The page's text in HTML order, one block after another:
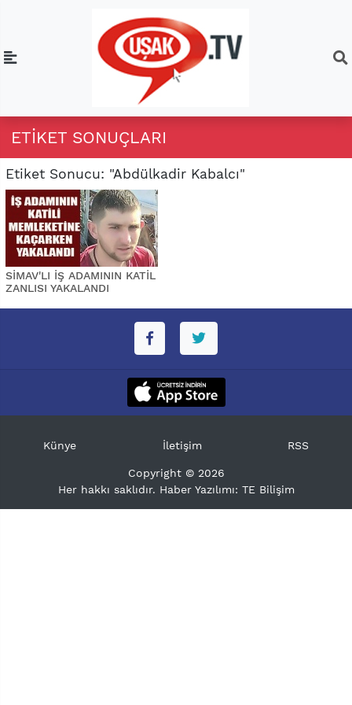
ETIKET SONUÇLARI
Etiket Sonucu: "Abdülkadir Kabalcı"
SİMAV'LI İŞ ADAMININ KATİL
ZANLISI YAKALANDI
Künye İletişim RSS
Copyright © 2026
Her hakkı saklıdır. Haber Yazılımı: TE Bilişim